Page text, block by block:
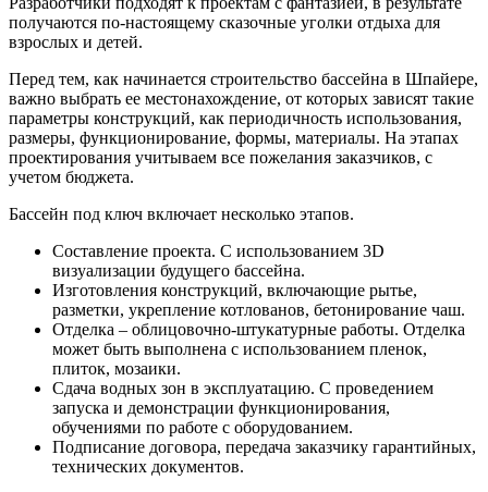
получаются по-настоящему сказочные уголки отдыха для
взрослых и детей.
Перед тем, как начинается строительство бассейна в Шпайере,
важно выбрать ее местонахождение, от которых зависят такие
параметры конструкций, как периодичность использования,
размеры, функционирование, формы, материалы. На этапах
проектирования учитываем все пожелания заказчиков, с
учетом бюджета.
Бассейн под ключ включает несколько этапов.
Составление проекта. С использованием 3D
визуализации будущего бассейна.
Изготовления конструкций, включающие рытье,
разметки, укрепление котлованов, бетонирование чаш.
Отделка – облицовочно-штукатурные работы. Отделка
может быть выполнена с использованием пленок,
плиток, мозаики.
Сдача водных зон в эксплуатацию. С проведением
запуска и демонстрации функционирования,
обучениями по работе с оборудованием.
Подписание договора, передача заказчику гарантийных,
технических документов.